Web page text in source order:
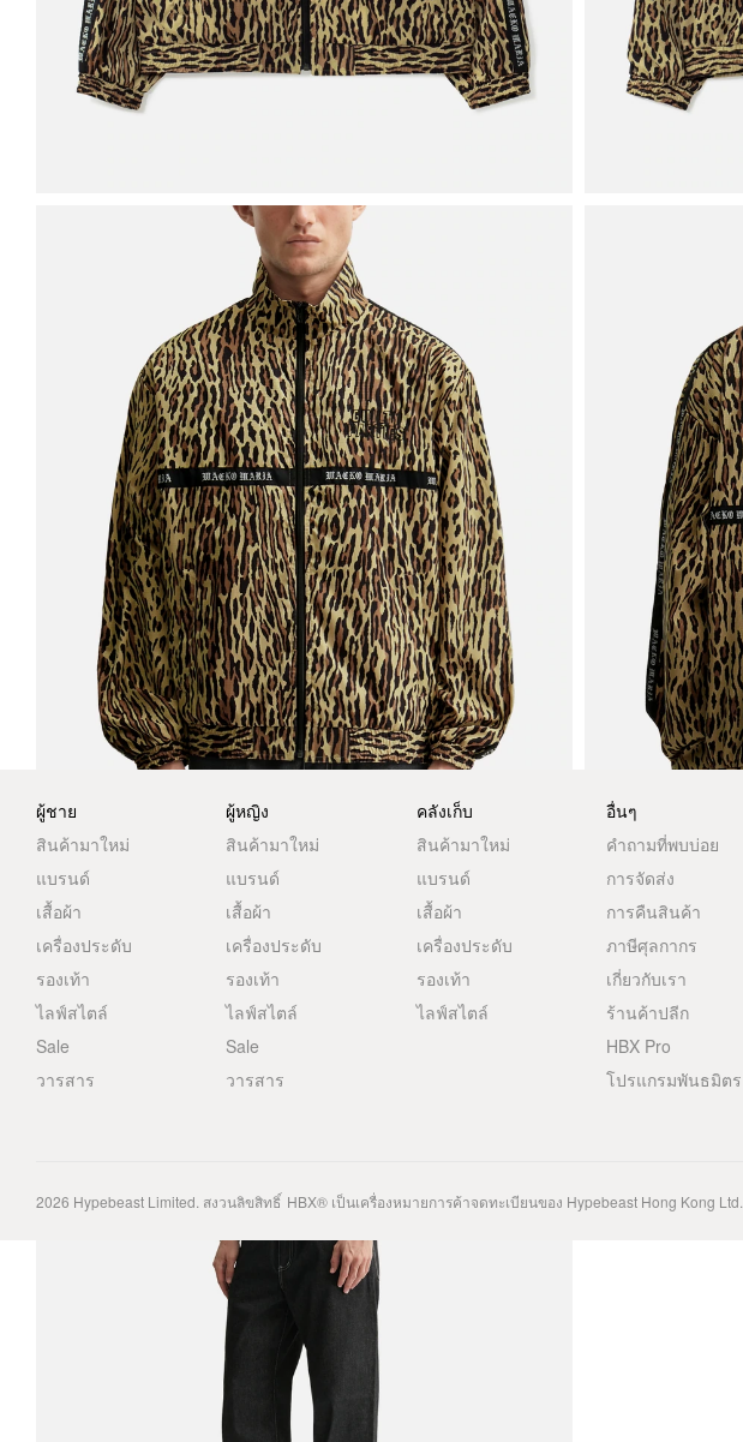
ผู้ชาย
สินค้ามาใหม่
แบรนด์
เสื้อผ้า
เครื่องประดับ
รองเท้า
ไลฟ์สไตล์
Sale
วารสาร
ผู้หญิง
สินค้ามาใหม่
แบรนด์
เสื้อผ้า
เครื่องประดับ
รองเท้า
ไลฟ์สไตล์
Sale
วารสาร
คลังเก็บ
สินค้ามาใหม่
แบรนด์
เสื้อผ้า
เครื่องประดับ
รองเท้า
ไลฟ์สไตล์
อื่นๆ
คำถามที่พบบ่อย
การจัดส่ง
การคืนสินค้า
ภาษีศุลกากร
เกี่ยวกับเรา
ร้านค้าปลีก
HBX Pro
โปรแกรมพันธมิตร
2026 Hypebeast Limited. สงวนลิขสิทธิ์ HBX® เป็นเครื่องหมายการค้าจดทะเบียนของ Hypebeast Hong Kong Ltd.